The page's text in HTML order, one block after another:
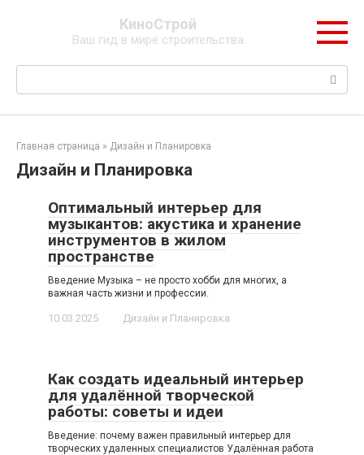
КиноСтрой
Ваш гид в мире строительства
Поиск:
Главная страница » Дизайн и Планировка
Дизайн и Планировка
Оптимальный интерьер для
музыкантов: акустика и хранение
инструментов в жилом
пространстве
Введение Музыка – не просто хобби для многих, а
важная часть жизни и профессии.
10.03.2025 Дизайн и Планировка
Как создать идеальный интерьер
для удалённой творческой
работы: советы и идеи
Введение: почему важен правильный интерьер для
творческих удаленных специалистов Удалённая работа